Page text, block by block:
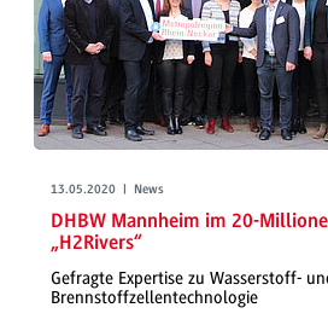
13.05.2020 | News
DHBW Mannheim im 20-
„H2Rivers“
Gefragte Expertise zu Wasserstoff-
Brennstoffzellentechnologie